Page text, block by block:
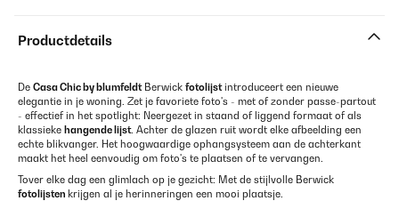
Productdetails
De Casa Chic by blumfeldtBerwick fotolijstintroduceert een nieuwe
elegantie in je woning. Zet je favoriete foto's - met of zonder passe-partout
- effectief in het spotlight: Neergezet in staand of liggend formaat of als
klassieke hangende lijst. Achter de glazen ruit wordt elke afbeelding een
echte blikvanger. Het hoogwaardige ophangsysteem aan de achterkant
maakt het heel eenvoudig om foto's te plaatsen of te vervangen.
Tover elke dag een glimlach op je gezicht: Met de stijlvolle Berwick
fotolijsten krijgen al je herinneringen een mooi plaatsje.